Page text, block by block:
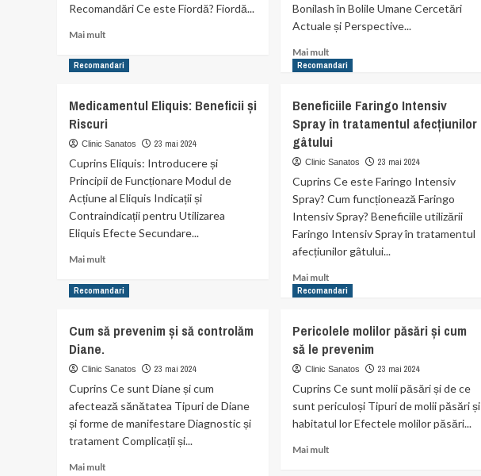
Recomandări Ce este Fiordă? Fiordă...
Mai mult
about
Fiordă
și
Cum
Poți
Preveni
Bonilash în Bolile Umane Cercetări
Actuale și Perspective...
Mai mult
more
Importanța
Genelor
Bonilash
și
Medicină
Recomandari
Medicamentul Eliquis: Beneficii și
Riscuri
Clinic Sanatos 23 mai 2024
Cuprins Eliquis: Introducere și
Principii de Funcționare Modul de
Acțiune al Eliquis Indicații și
Contraindicații pentru Utilizarea
Eliquis Efecte Secundare...
Mai mult
about
Beneficii
Recomandari
Beneficiile Faringo Intensiv
Spray în tratamentul afecțiunilor
gâtului
Clinic Sanatos 23 mai 2024
Cuprins Ce este Faringo Intensiv
Spray? Cum funcționează Faringo
Intensiv Spray? Beneficiile utilizării
Faringo Intensiv Spray în tratamentul
afecțiunilor gâtului...
Mai mult
more
Faringo
Intensiv
Spray
tratamentul
afecțiunilor
gâtului
Recomandari
Cum să prevenim și să controlăm
Diane.
Clinic Sanatos 23 mai 2024
Cuprins Ce sunt Diane și cum
afectează sănătatea Tipuri de Diane
și forme de manifestare Diagnostic și
tratament Complicații și...
Mai mult
Recomandari
Pericolele molilor păsări și cum
să le prevenim
Clinic Sanatos 23 mai 2024
Cuprins Ce sunt molii păsări și de ce
sunt periculoși Tipuri de molii păsări și
habitatul lor Efectele molilor păsări...
Mai mult